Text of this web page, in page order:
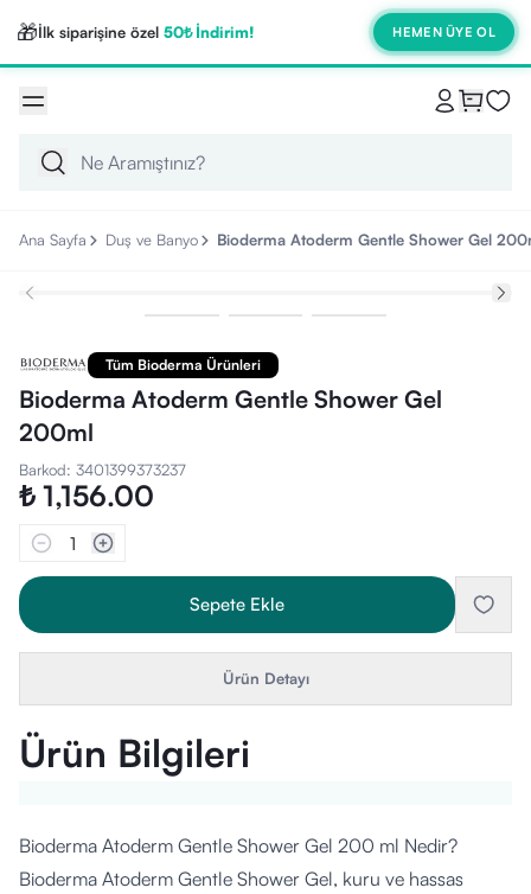
🎁İlk siparişine özel 50₺ İndirim! HEMEN ÜYE OL
Ana Sayfa Duş ve Banyo Bioderma Atoderm Gentle Shower Gel
Tüm Bioderma Ürünleri
Bioderma Atoderm Gentle Shower Gel
200ml
Barkod: 3401399373237
₺ 1,156.00
1
Sepete Ekle
Ürün Detayı
Ürün Bilgileri
Bioderma Atoderm Gentle Shower Gel 200 ml Nedir?
Bioderma Atoderm Gentle Shower Gel, kuru ve hassas